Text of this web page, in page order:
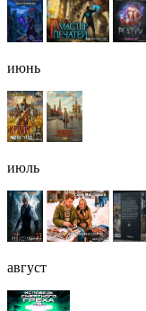
июнь
июль
август